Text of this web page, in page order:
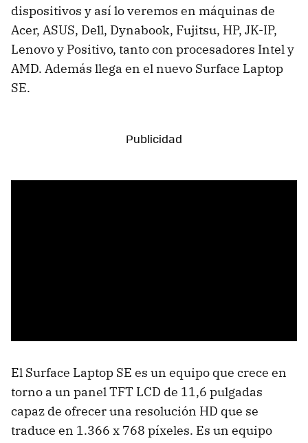
dispositivos y así lo veremos en máquinas de
Acer, ASUS, Dell, Dynabook, Fujitsu, HP, JK-IP,
Lenovo y Positivo, tanto con procesadores Intel y
AMD. Además llega en el nuevo Surface Laptop
SE.
El Surface Laptop SE es un equipo que crece en
torno a un panel TFT LCD de 11,6 pulgadas
capaz de ofrecer una resolución HD que se
traduce en 1.366 x 768 píxeles. Es un equipo